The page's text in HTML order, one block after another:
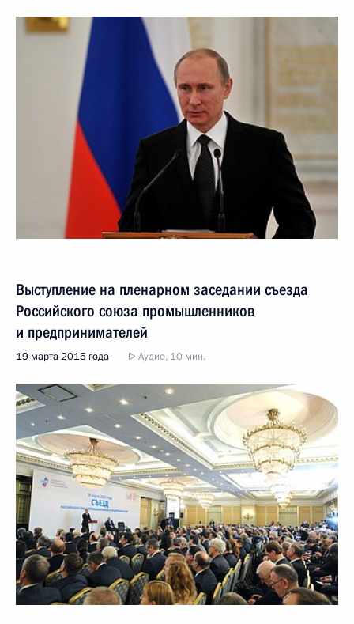
Выступление на пленарном заседании съезда
Российского союза промышленников
и предпринимателей
19 марта 2015 года Аудио, 10 мин.